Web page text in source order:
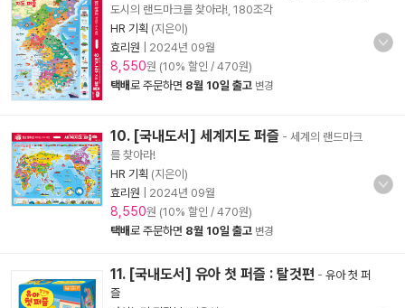
도시의 랜드마크를 찾아라!, 180조각
HR 기획 (지은이)
효리원
2024년 09월
8,550원 (10% 할인 / 470원)
택배로 주문하면 8월 10일 출고 변경
10. [국내도서] 세계지도 퍼즐 - 세계의 랜드마크
를 찾아라!
HR 기획 (지은이)
효리원
2024년 09월
8,550원 (10% 할인 / 470원)
택배로 주문하면 8월 10일 출고 변경
11. [국내도서] 유아 첫 퍼즐 : 탈것편 - 유아 첫 퍼
즐